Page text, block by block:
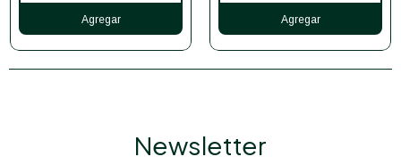
Newsletter